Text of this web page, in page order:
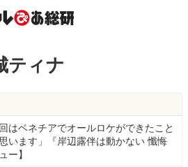
ティナ
はベネチアでオールロケができたこと
います」『岸辺露伴は動かない 懺悔
ー】